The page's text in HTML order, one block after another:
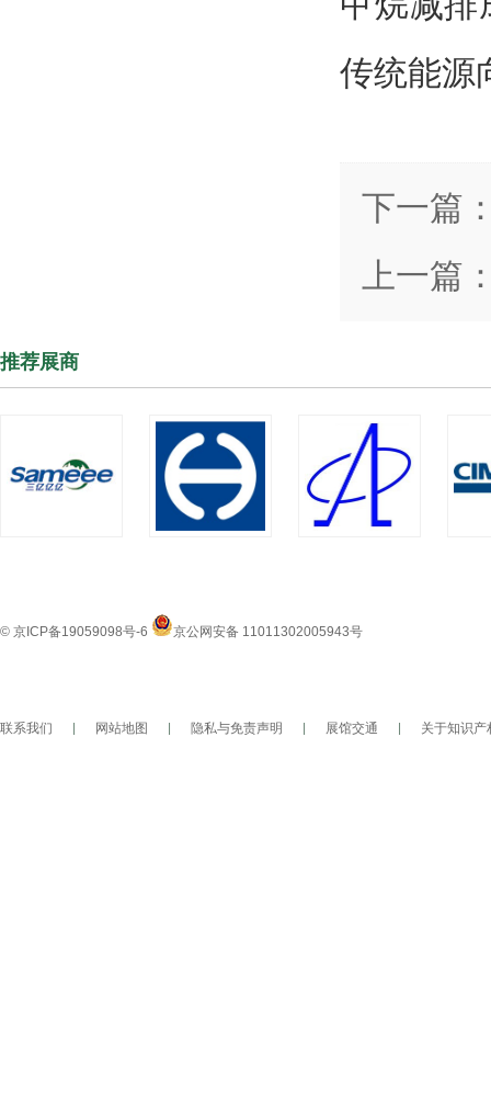
传统能源
下一篇
上一篇
推荐展商
© 京ICP备19059098号-6 京公网安备 11011302005943号
联系我们 网站地图 隐私与免责声明 展馆交通 关于知识